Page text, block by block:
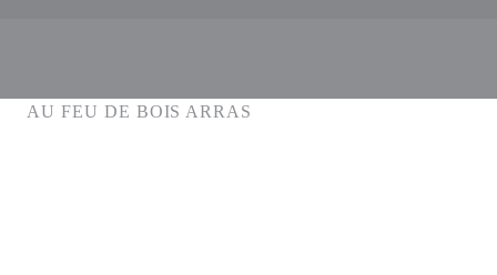
AU FEU DE BOIS ARRAS